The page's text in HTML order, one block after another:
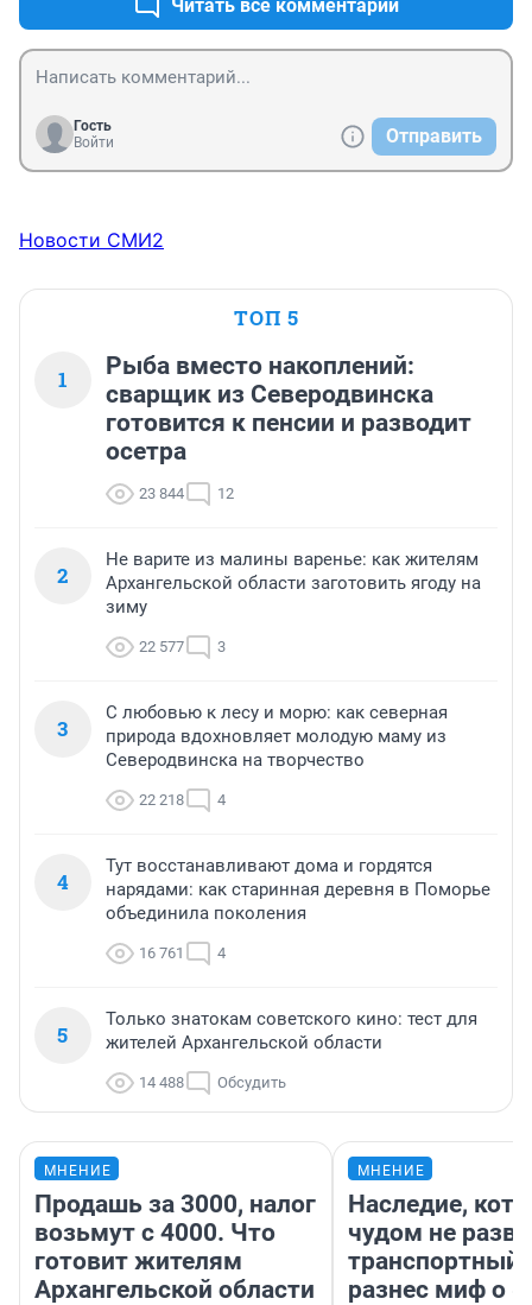
Читать все комментарии
Гость
Войти
Отправить
Новости СМИ2
ТОП 5
1
Рыба вместо накоплений:
сварщик из Северодвинска
готовится к пенсии и разводит
осетра
23 844 12
2
Не варите из малины варенье: как жителям
Архангельской области заготовить ягоду на
зиму
22 577 3
3
С любовью к лесу и морю: как северная
природа вдохновляет молодую маму из
Северодвинска на творчество
22 218 4
4
Тут восстанавливают дома и гордятся
нарядами: как старинная деревня в Поморье
объединила поколения
16 761 4
5
Только знатокам советского кино: тест для
жителей Архангельской области
14 488 Обсудить
МНЕНИЕ
Продашь за 3000, налог
возьмут с 4000. Что
готовит жителям
Архангельской области
МНЕНИЕ
Наследие,
чудом не
транспортный
разнес миф о